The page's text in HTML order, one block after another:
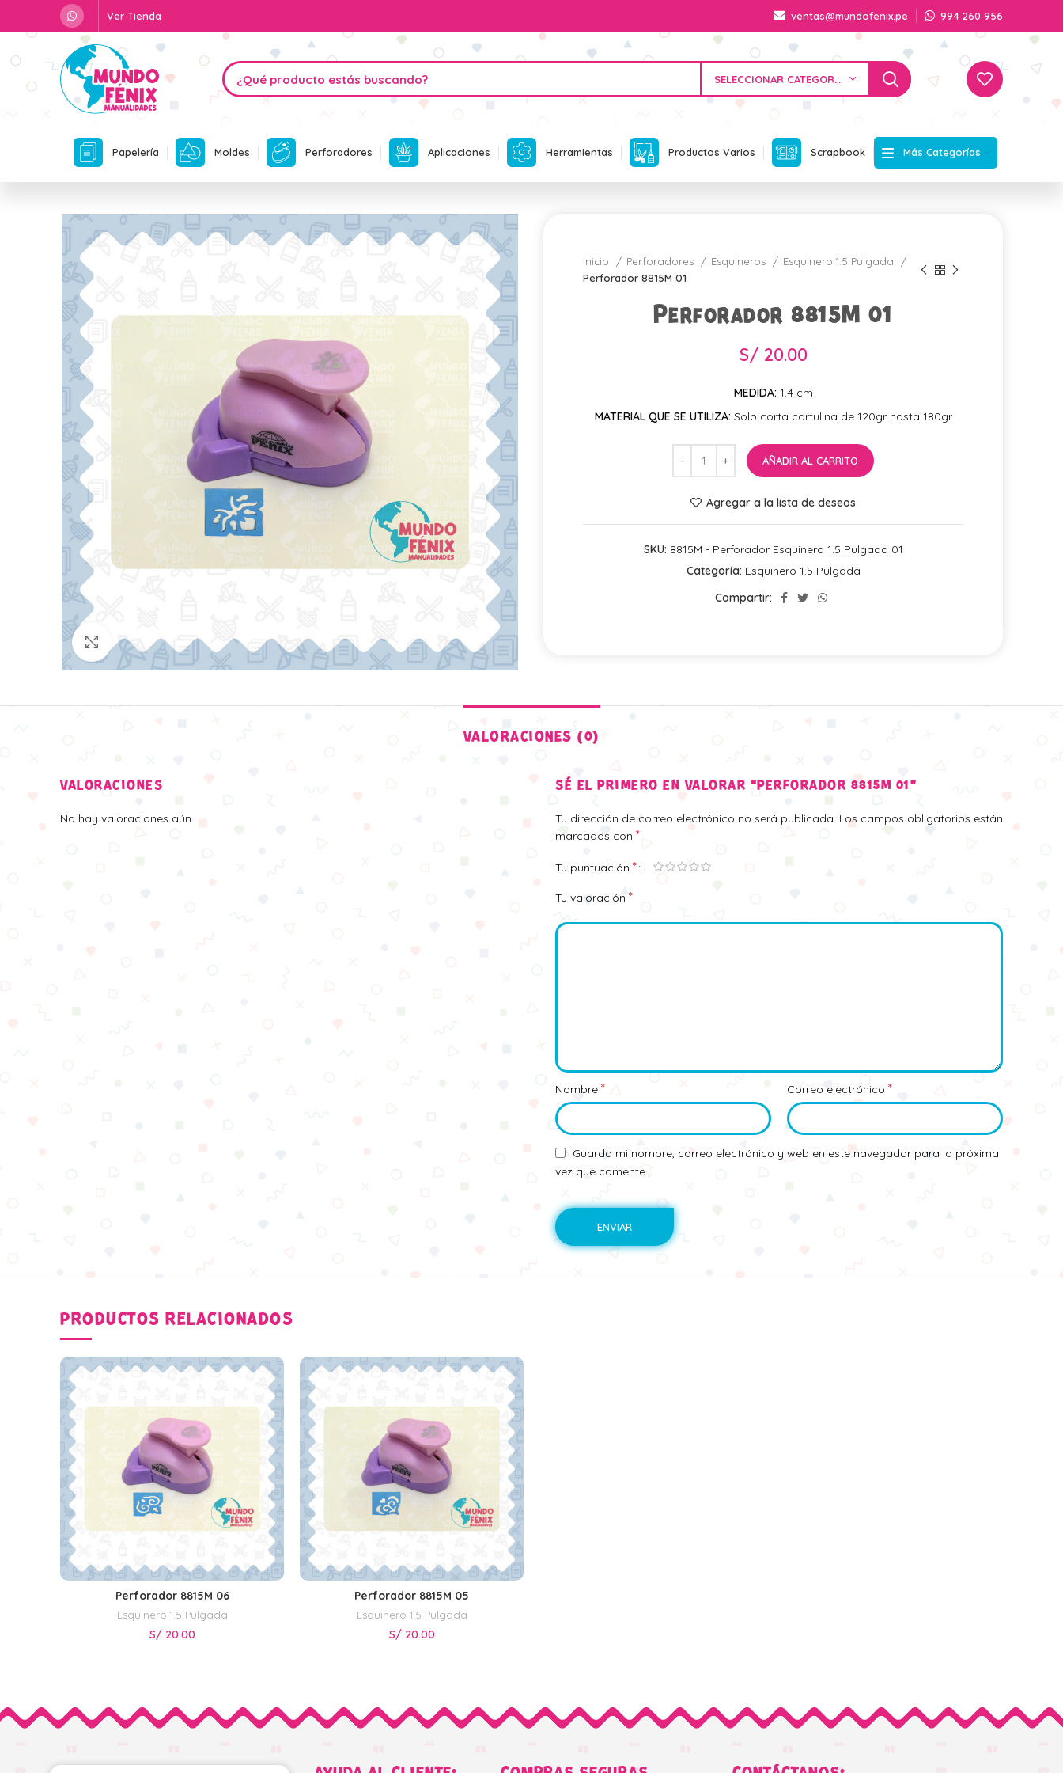
Ver Tienda ventas@mundofenix.pe 994 260 956
SELECCIONAR CATEGORÍA
Papelería Moldes Perforadores Aplicaciones Herramientas Productos Varios Scrapbook Más Categorías
Click para agrandar
Inicio Perforadores Esquineros
Esquinero 1.5 Pulgada
Perforador 8815M 01
Perforador 8815M 01
S/ 20.00
MEDIDA: 1.4 cm
MATERIAL QUE SE UTILIZA: Solo corta cartulina de 120gr hasta 180gr
AÑADIR AL CARRITO
Agregar a la lista de deseos
SKU: 8815M - Perforador Esquinero 1.5 Pulgada 01
Categoría: Esquinero 1.5 Pulgada
Compartir:
VALORACIONES (0)
VALORACIONES
No hay valoraciones aún.
SÉ EL PRIMERO EN VALORAR “PERFORADOR 8815M 01”
Tu dirección de correo electrónico no será publicada. Los campos obligatorios están
marcados con *
Tu puntuación *
Tu valoración *
Nombre * Correo electrónico *
Guarda mi nombre, correo electrónico y web en este navegador para la próxima
vez que comente.
PRODUCTOS RELACIONADOS
AÑADIR AL CARRITO
Perforador 8815M 06
Esquinero 1.5 Pulgada
S/ 20.00
AÑADIR AL CARRITO
Perforador 8815M 05
Esquinero 1.5 Pulgada
S/ 20.00